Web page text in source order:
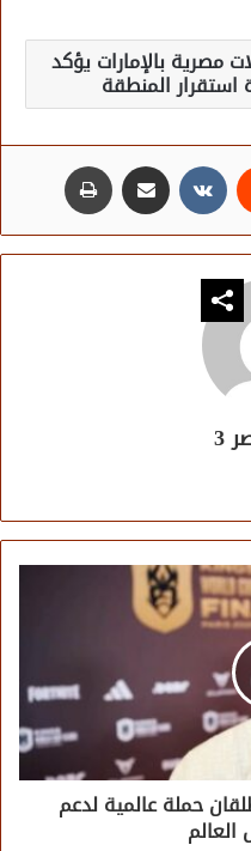
مصرية بالإمارات يؤكد
المنطقة
مشاركة عبر البريد
3
حملة عالمية لدعم